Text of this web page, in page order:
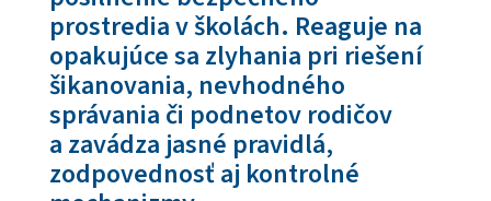
prostredia v školách. Reaguje na
opakujúce sa zlyhania pri riešení
šikanovania, nevhodného
správania či podnetov rodičov
a zavádza jasné pravidlá,
zodpovednosť aj kontrolné